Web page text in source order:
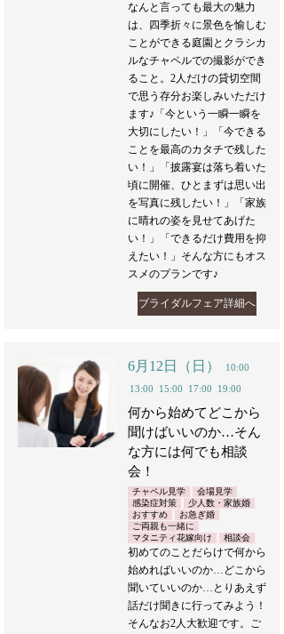
なんと言っても最大の魅力
は、四季折々に景色を愉しむ
ことができる庭園とクラシカ
ルなチャペルでの撮影ができ
ること。2人だけの貸切空間
で思う存分お楽しみいただけ
ます♪「今という一瞬一瞬を
大切にしたい！」「今できる
ことを最高のカタチで残した
い！」「披露宴は落ち着いた
頃に開催、ひとまずは思い出
を写真に残したい！」「家族
に晴れの姿を見せてあげた
い！」「できるだけ費用を抑
えたい！」そんな方にもオス
スメのプランです♪
ブライダルフェア詳細へ
6月12日（日）
10:00
13:00
15:00 17:00 19:00
何から始めてどこから
聞けばいいのか…そん
な方には何でも相談
会！
チャペル見学
会場見学
感染症対策
少人数・家族婚
おすすめ
お急ぎ婚
ご両親も一緒に
マタニティ花嫁向け
相談会
初めてのことだらけで何から
始めればいいのか…どこから
聞いていいのか…とりあえず
話だけ聞きに行ってみよう！
そんなお2人大歓迎です。ご